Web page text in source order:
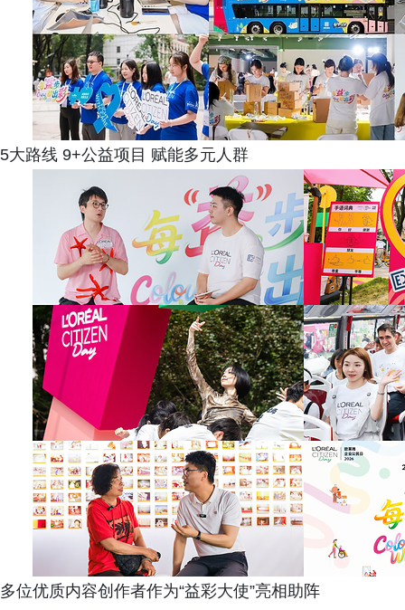
5大路线 9+公益项目 赋能多元人群
多位优质内容创作者作为“益彩大使”亮相助阵